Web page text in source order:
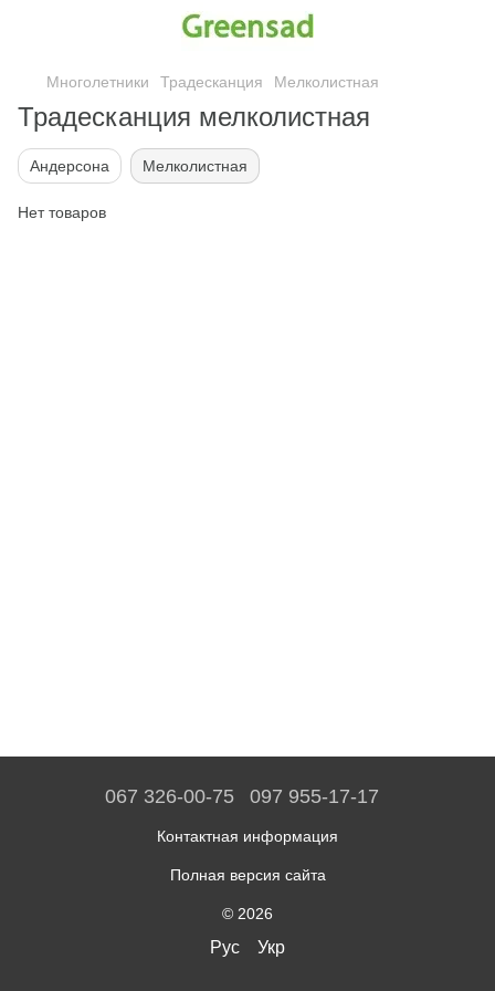
Многолетники Традесканция Мелколистная
Традесканция мелколистная
Андерсона Мелколистная
Нет товаров
067 326-00-75 097 955-17-17
Контактная информация
Полная версия сайта
© 2026
Рус Укр